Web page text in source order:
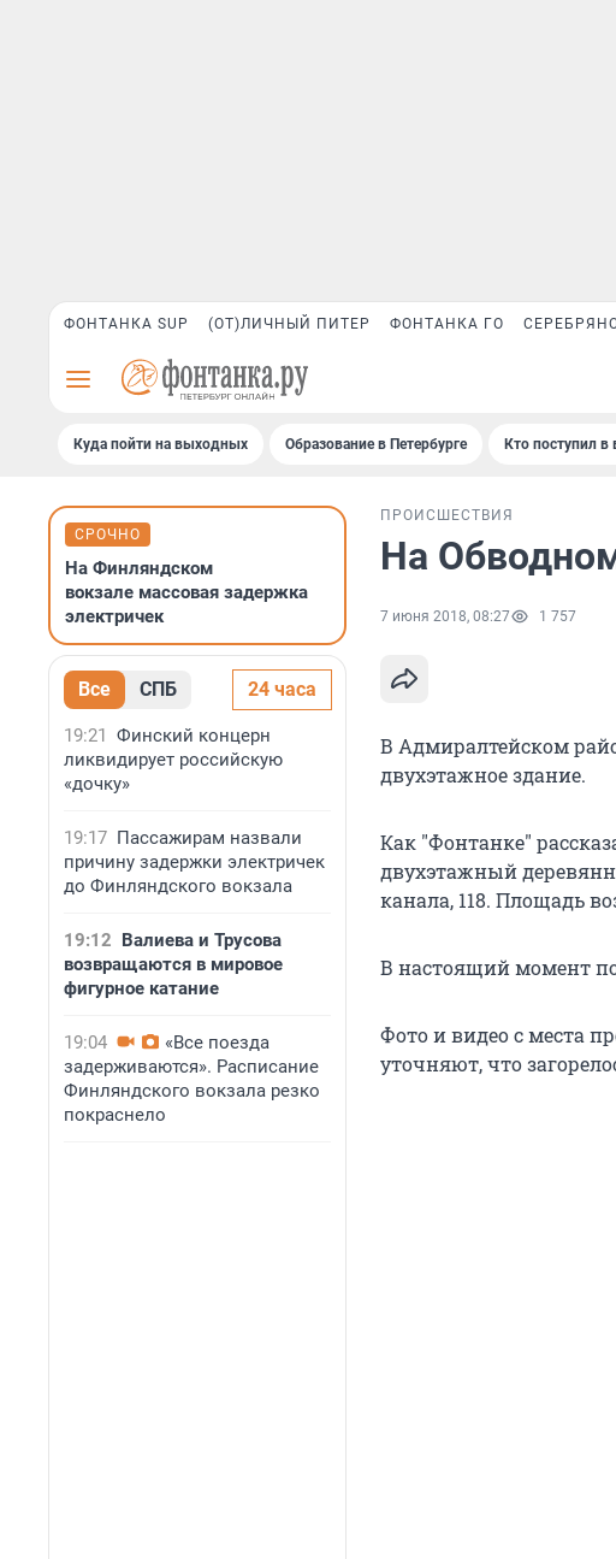
ФОНТАНКА SUP (ОТ)ЛИЧНЫЙ ПИТЕР ФОНТАНКА ГО
Куда пойти на выходных Образование в Петербурге Кто поступил в
СРОЧНО
На Финляндском
вокзале массовая задержка
электричек
Все СПБ 24 часа
19:21 Финский концерн
ликвидирует российскую
«дочку»
19:17 Пассажирам назвали
причину задержки электричек
до Финляндского вокзала
19:12 Валиева и Трусова
возвращаются в мировое
фигурное катание
19:04
«Все поезда
задерживаются». Расписание
Финляндского вокзала резко
покраснело
ПРОИСШЕСТВИЯ
На
7 июня 2018, 08:27 1 757
В Адмиралтейском
двухэтажное здание.
Как "Фонтанке"
двухэтажный
канала, 118. Площадь
В настоящий момент
Фото и видео с места
уточняют, что